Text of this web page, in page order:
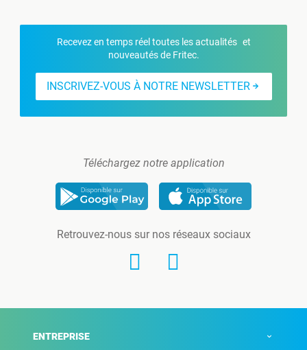
Recevez en temps réel toutes les actualités et
nouveautés de Fritec.
INSCRIVEZ-VOUS À NOTRE NEWSLETTER
Téléchargez notre application
Retrouvez-nous sur nos réseaux sociaux
ENTREPRISE